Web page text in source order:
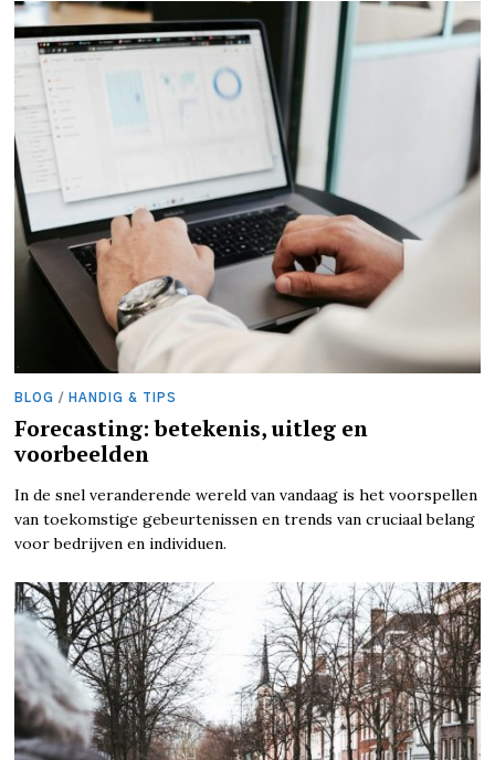
BLOG / HANDIG & TIPS
Forecasting: betekenis, uitleg en
voorbeelden
In de snel veranderende wereld van vandaag is het voorspellen
van toekomstige gebeurtenissen en trends van cruciaal belang
voor bedrijven en individuen.